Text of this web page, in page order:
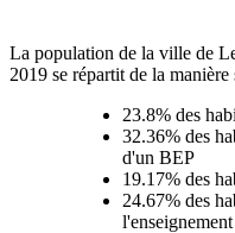
La population de la ville de
2019 se répartit de la manière
23.8% des
32.36% des
d'un BEP
19.17% des
24.67% des